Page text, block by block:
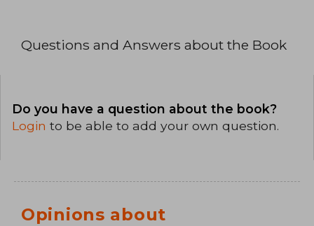
Questions and Answers about the Book
Do you have a question about the book?
Login to be able to add your own question.
Opinions about